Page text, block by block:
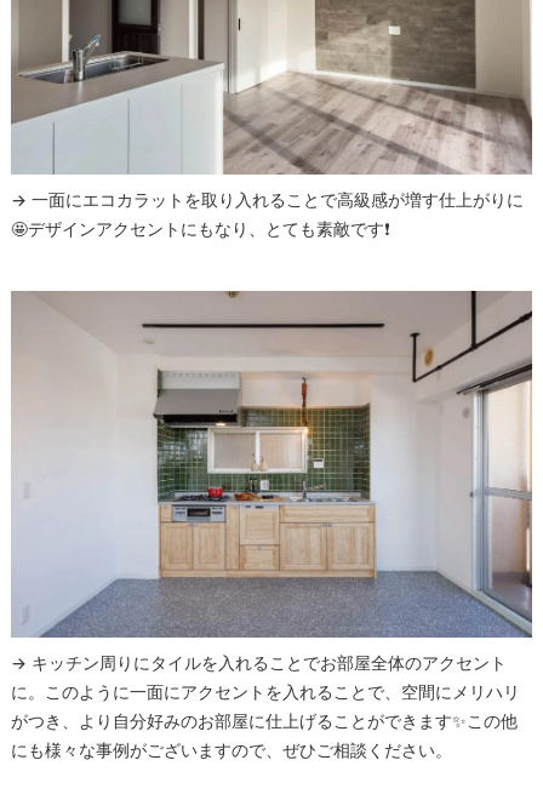
→ 一面にエコカラットを取り入れることで高級感が増す仕上がりに
🤩デザインアクセントにもなり、とても素敵です❗
→ キッチン周りにタイルを入れることでお部屋全体のアクセント
に。このように一面にアクセントを入れることで、空間にメリハリ
がつき、より自分好みのお部屋に仕上げることができます✨この他
にも様々な事例がございますので、ぜひご相談ください。